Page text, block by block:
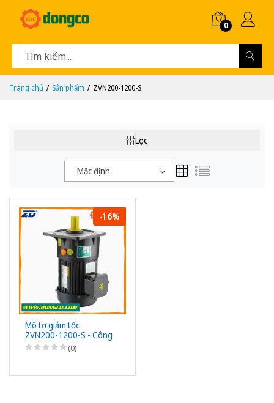
0
Trang chủ Sản phẩm ZVN200-1200-S
Lọc
Mặc định
-16%
Mô tơ giảm tốc
ZVN200-1200-S - Công
suất 200W (1/4HP) -
1/1200 - Chân đế -
(0)